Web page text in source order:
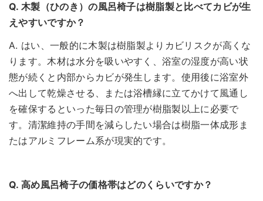
Q. 木製（ひのき）の風呂椅子は樹脂製と比べてカビが生
えやすいですか？
A. はい、一般的に木製は樹脂製よりカビリスクが高くな
ります。木材は水分を吸いやすく、浴室の湿度が高い状
態が続くと内部からカビが発生します。使用後に浴室外
へ出して乾燥させる、または浴槽縁に立てかけて風通し
を確保するといった毎日の管理が樹脂製以上に必要で
す。清潔維持の手間を減らしたい場合は樹脂一体成形ま
たはアルミフレーム系が現実的です。
Q. 高め風呂椅子の価格帯はどのくらいですか？